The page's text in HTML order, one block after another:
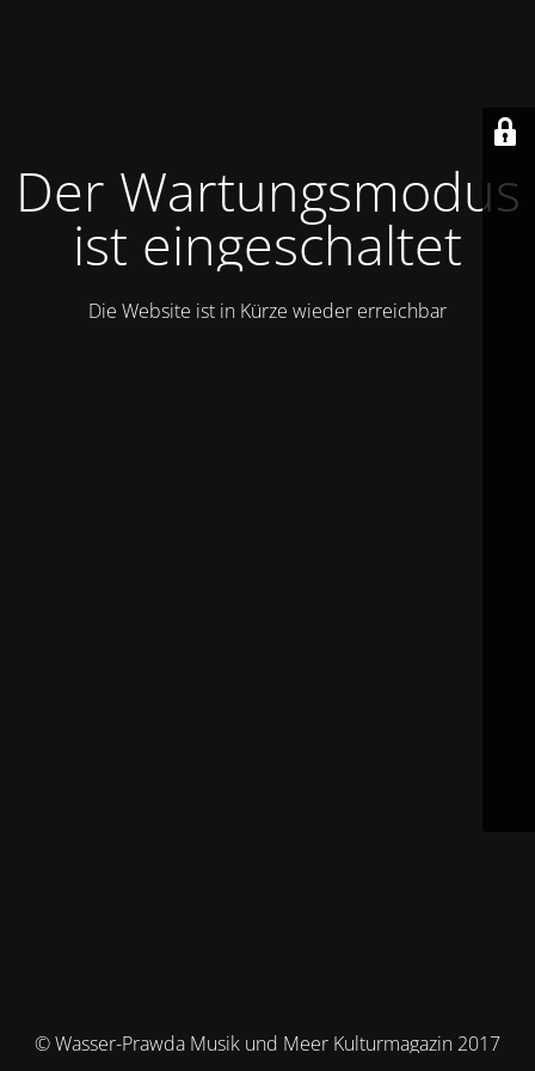
Der Wartungsmodus
ist eingeschaltet
Die Website ist in Kürze wieder erreichbar
© Wasser-Prawda Musik und Meer Kulturmagazin 2017